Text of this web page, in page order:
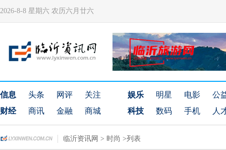
2026-8-8 星期六 农历六月廿六
信息 头条 网评
关注
财经
商讯 金融 商城
娱乐 明星 电影
公
科技
数码 手机 人
临沂资讯网 > 时尚 >列表